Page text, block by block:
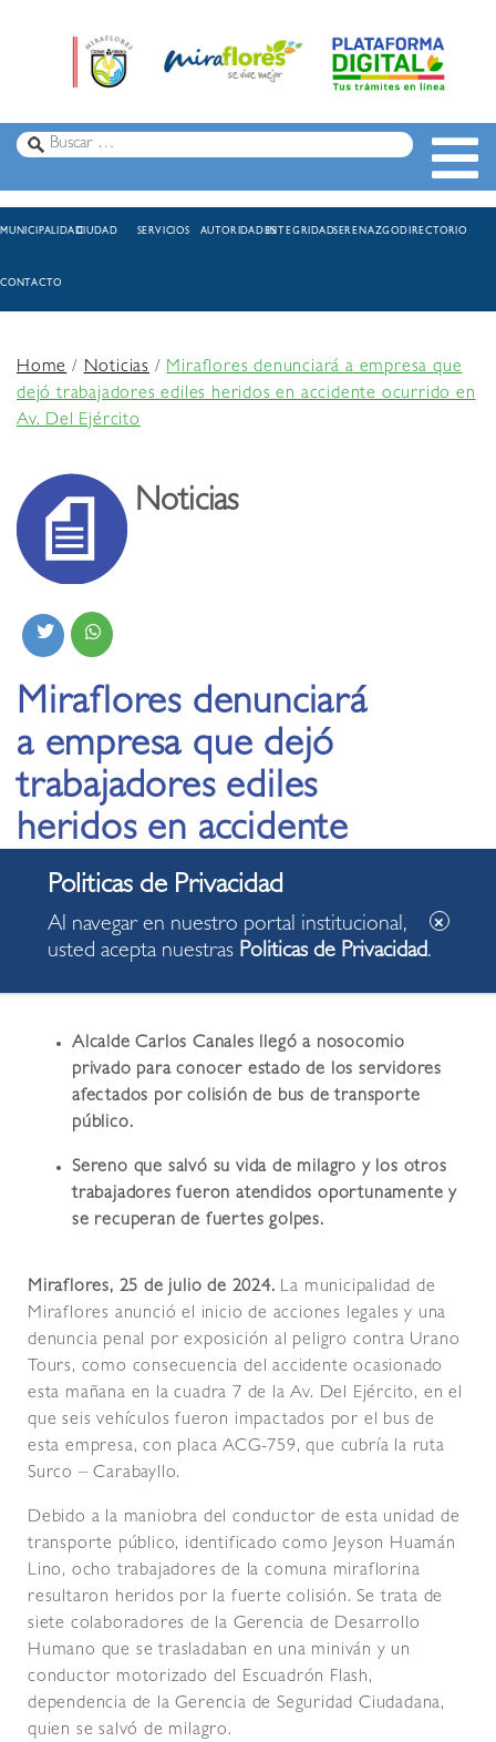
MUNICIPALIDADCIUDAD SERVICIOS AUTORIDADESINTEGRIDADSERENAZGODIRECTORIO
CONTACTO
Home/Noticias /Miraflores denunciará a empresa que
dejó trabajadores ediles heridos en accidente ocurrido en
Av. Del Ejército
Noticias
Miraflores denunciará
a empresa que dejó
trabajadores ediles
heridos en accidente
ocurrido en Av. Del
Ejército
Alcalde Carlos Canales llegó a nosocomio
privado para conocer estado de los servidores
afectados por colisión de bus de transporte
público.
Sereno que salvó su vida de milagro y los otros
trabajadores fueron atendidos oportunamente y
se recuperan de fuertes golpes.
Miraflores, 25 de julio de 2024. La municipalidad de
Miraflores anunció el inicio de acciones legales y una
denuncia penal por exposición al peligro contra Urano
Tours, como consecuencia del accidente ocasionado
esta mañana en la cuadra 7 de la Av. Del Ejército, en el
que seis vehículos fueron impactados por el bus de
esta empresa, con placa ACG-759, que cubría la ruta
Surco – Carabayllo.
Debido a la maniobra del conductor de esta unidad de
transporte público, identificado como Jeyson Huamán
Lino, ocho trabajadores de la comuna miraflorina
resultaron heridos por la fuerte colisión. Se trata de
siete colaboradores de la Gerencia de Desarrollo
Humano que se trasladaban en una miniván y un
conductor motorizado del Escuadrón Flash,
dependencia de la Gerencia de Seguridad Ciudadana,
quien se salvó de milagro.
Al navegar en nuestro portal institucional,
usted acepta nuestras Politicas de Privacidad.